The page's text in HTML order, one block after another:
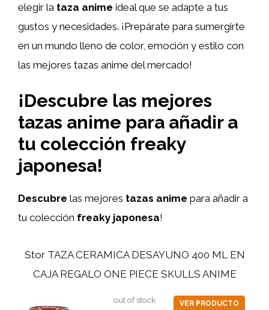
elegir la taza anime ideal que se adapte a tus
gustos y necesidades. ¡Prepárate para sumergirte
en un mundo lleno de color, emoción y estilo con
las mejores tazas anime del mercado!
¡Descubre las mejores
tazas anime para añadir a
tu colección freaky
japonesa!
Descubre las mejores tazas anime para añadir a
tu colección freaky japonesa!
Stor TAZA CERAMICA DESAYUNO 400 ML EN
CAJA REGALO ONE PIECE SKULLS ANIME
out of stock VER PRODUCTO